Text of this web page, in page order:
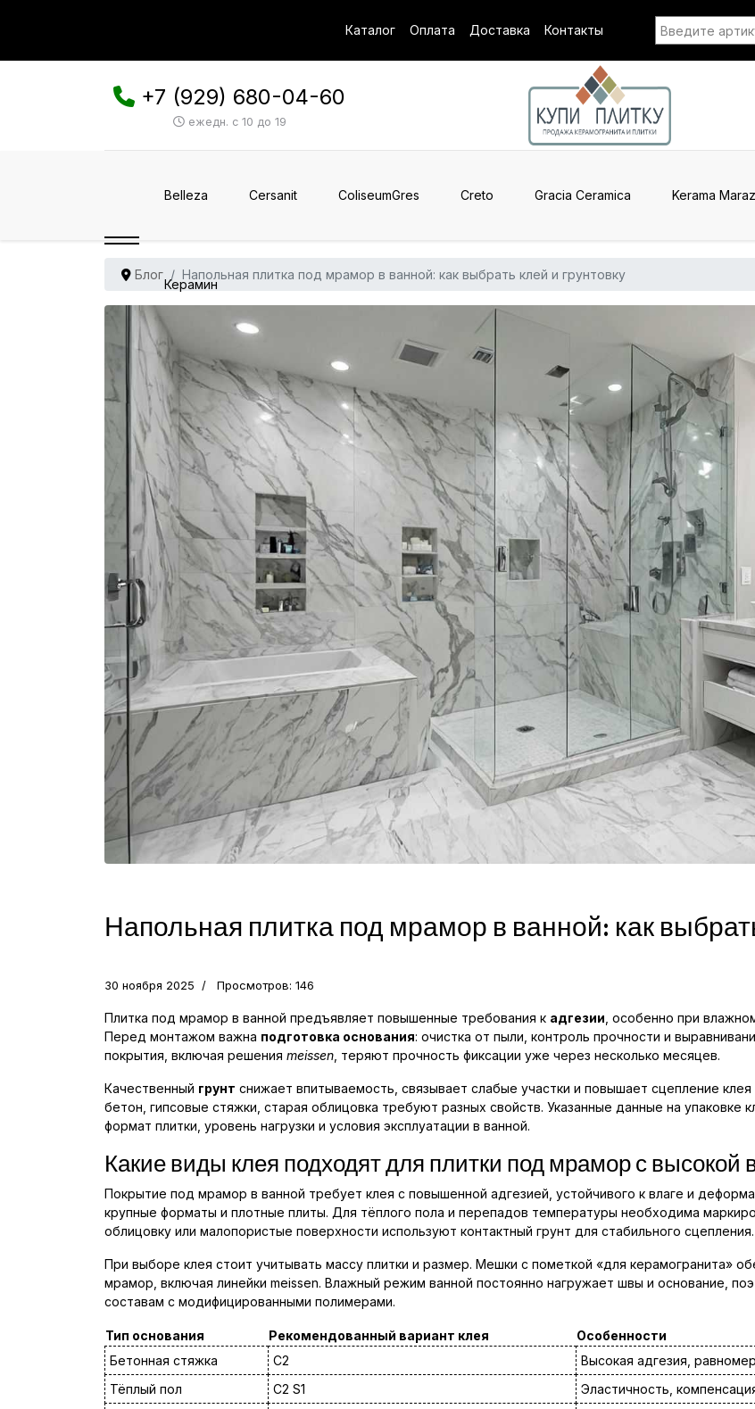
Каталог Оплата Доставка Контакты
+7 (929) 680-04-60
ежедн. с 10 до 19
Belleza Cersanit ColiseumGres Creto Gracia Ceramica Kerama
Керамин
Блог Напольная плитка под мрамор в ванной: как выбрать клей и грунтовку
Напольная плитка под мрамор в ванной: как
30 ноября 2025 Просмотров: 146
Плитка под мрамор в ванной предъявляет повышенные требования к адгезии , особенно при
Перед монтажом важна подготовка основания: очистка от пыли, контроль прочности и
покрытия, включая решения meissen , теряют прочность фиксации уже через несколько месяцев.
Качественный грунт снижает впитываемость, связывает слабые участки и повышает сцепление
бетон, гипсовые стяжки, старая облицовка требуют разных свойств. Указанные данные на упаковке
формат плитки, уровень нагрузки и условия эксплуатации в ванной.
Какие виды клея подходят для плитки под мрамор с высокой
Покрытие под мрамор в ванной требует клея с повышенной адгезией, устойчивого к влаге и
крупные форматы и плотные плиты. Для тёплого пола и перепадов температуры необходима
облицовку или малопористые поверхности используют контактный грунт для стабильного сцепления.
При выборе клея стоит учитывать массу плитки и размер. Мешки с пометкой «для керамогранита»
мрамор, включая линейки meissen. Влажный режим ванной постоянно нагружает швы и основание,
составам с модифицированными полимерами.
Тип основания Рекомендованный вариант клея
Особенности
Бетонная стяжка
C2
Высокая адгезия,
Тёплый пол
C2 S1
Эластичность,